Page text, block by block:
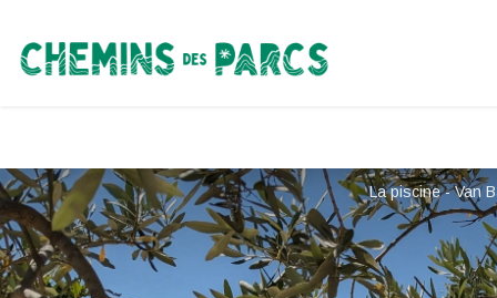
Chemins des Parcs
La piscine - Van